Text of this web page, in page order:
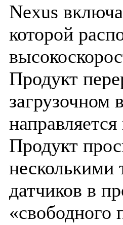
Nexus
которой
Продукт
загрузочном
Продукт
несколькими
датчиков в
«свободного